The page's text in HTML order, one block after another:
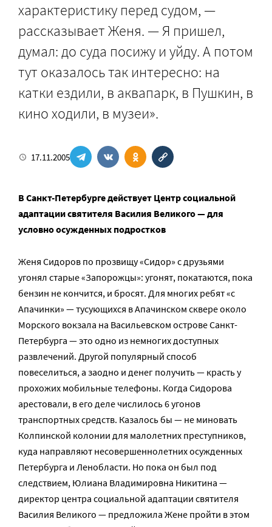
характеристику перед судом, —
рассказывает Женя. — Я пришел,
думал: до суда посижу и уйду. А потом
тут оказалось так интересно: на
катки ездили, в аквапарк, в Пушкин, в
кино ходили, в музеи».
17.11.2005
В Санкт-Петербурге действует Центр социальной
адаптации святителя Василия Великого — для
условно осужденных подростков
Женя Сидоров по прозвищу «Сидор» с друзьями
угонял старые «Запорожцы»: угонят, покатаются, пока
бензин не кончится, и бросят. Для многих ребят «с
Апачинки» — тусующихся в Апачинском сквере около
Морского вокзала на Васильевском острове Санкт-
Петербурга — это одно из немногих доступных
развлечений. Другой популярный способ
повеселиться, а заодно и денег получить — красть у
прохожих мобильные телефоны. Когда Сидорова
арестовали, в его деле числилось 6 угонов
транспортных средств. Казалось бы — не миновать
Колпинской колонии для малолетних преступников,
куда направляют несовершеннолетних осужденных
Петербурга и Ленобласти. Но пока он был под
следствием, Юлиана Владимировна Никитина —
директор центра социальной адаптации святителя
Василия Великого — предложила Жене пройти в этом